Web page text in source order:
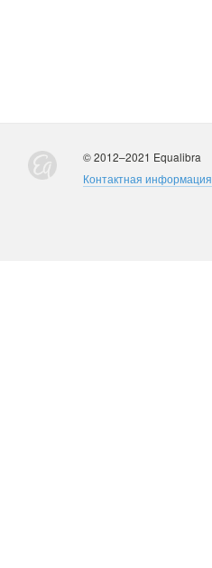
© 2012–2021 Equalibra
Контактная информация